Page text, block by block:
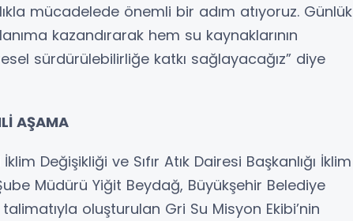
mücadelede önemli bir adım atıyoruz. Günlük
kazandırarak hem su kaynaklarının
sürdürülebilirliğe katkı sağlayacağız” diye
AŞAMA
Değişikliği ve Sıfır Atık Dairesi Başkanlığı İklim
Müdürü Yiğit Beydağ, Büyükşehir Belediye
talimatıyla oluşturulan Gri Su Misyon Ekibi’nin